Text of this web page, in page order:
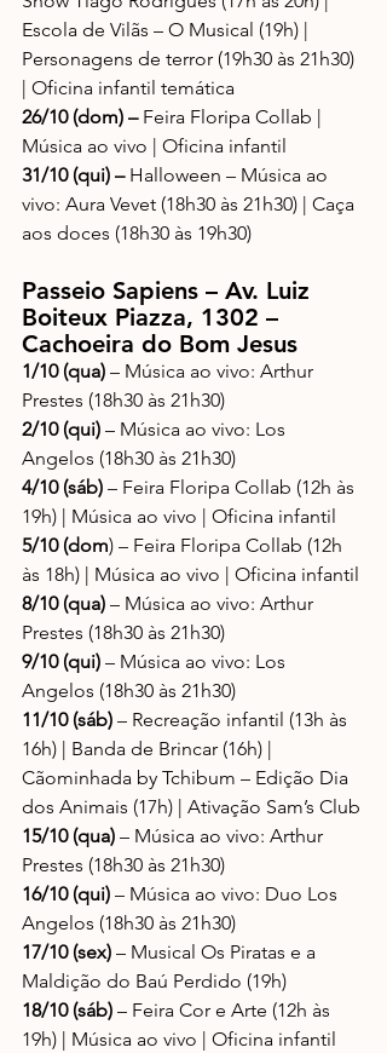
Escola de Vilãs – O Musical (19h) |
Personagens de terror (19h30 às 21h30)
| Oficina infantil temática
26/10 (dom) – Feira Floripa Collab |
Música ao vivo | Oficina infantil
31/10 (qui) – Halloween – Música ao
vivo: Aura Vevet (18h30 às 21h30) | Caça
aos doces (18h30 às 19h30)
Passeio Sapiens – Av. Luiz
Boiteux Piazza, 1302 –
Cachoeira do Bom Jesus
1/10 (qua) – Música ao vivo: Arthur
Prestes (18h30 às 21h30)
2/10 (qui) – Música ao vivo: Los
Angelos (18h30 às 21h30)
4/10 (sáb) – Feira Floripa Collab (12h às
19h) | Música ao vivo | Oficina infantil
5/10 (dom) – Feira Floripa Collab (12h
às 18h) | Música ao vivo | Oficina infantil
8/10 (qua) – Música ao vivo: Arthur
Prestes (18h30 às 21h30)
9/10 (qui) – Música ao vivo: Los
Angelos (18h30 às 21h30)
11/10 (sáb) – Recreação infantil (13h às
16h) | Banda de Brincar (16h) |
Cãominhada by Tchibum – Edição Dia
dos Animais (17h) | Ativação Sam’s Club
15/10 (qua) – Música ao vivo: Arthur
Prestes (18h30 às 21h30)
16/10 (qui) – Música ao vivo: Duo Los
Angelos (18h30 às 21h30)
17/10 (sex) – Musical Os Piratas e a
Maldição do Baú Perdido (19h)
18/10 (sáb) – Feira Cor e Arte (12h às
19h) | Música ao vivo | Oficina infantil